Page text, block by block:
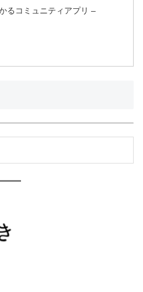
るコミュニティアプリ –